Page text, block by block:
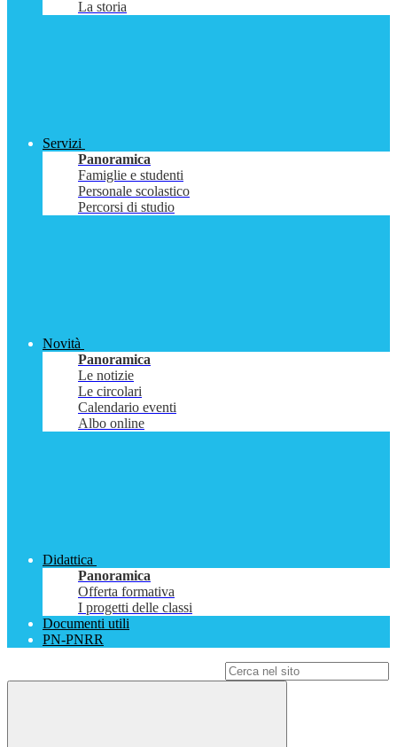
La storia
Servizi
Panoramica
Famiglie e studenti
Personale scolastico
Percorsi di studio
Novità
Panoramica
Le notizie
Le circolari
Calendario eventi
Albo online
Didattica
Panoramica
Offerta formativa
I progetti delle classi
Documenti utili
PN-PNRR